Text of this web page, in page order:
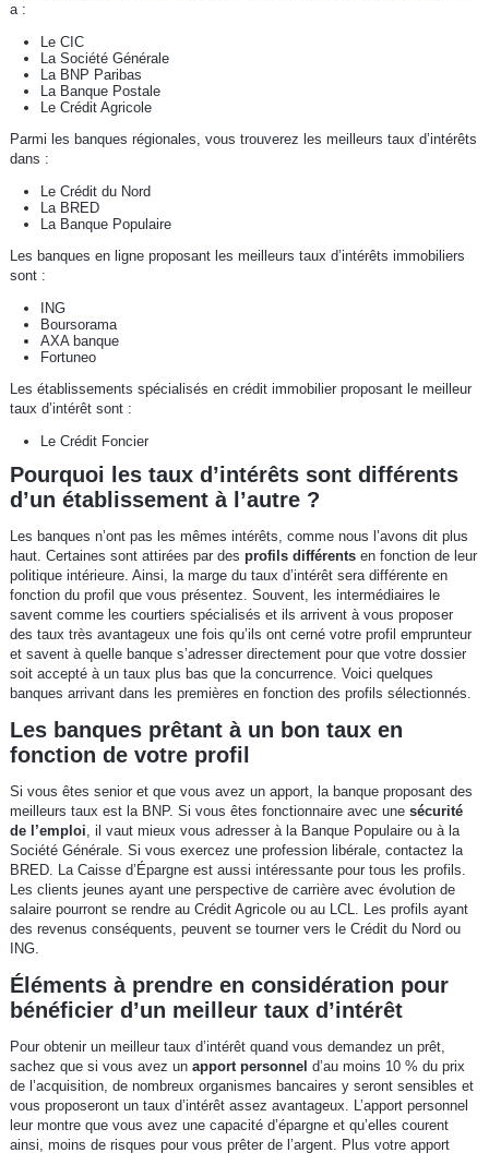
a :
Le CIC
La Société Générale
La BNP Paribas
La Banque Postale
Le Crédit Agricole
Parmi les banques régionales, vous trouverez les meilleurs taux d’intérêts
dans :
Le Crédit du Nord
La BRED
La Banque Populaire
Les banques en ligne proposant les meilleurs taux d’intérêts immobiliers
sont :
ING
Boursorama
AXA banque
Fortuneo
Les établissements spécialisés en crédit immobilier proposant le meilleur
taux d’intérêt sont :
Le Crédit Foncier
Pourquoi les taux d’intérêts sont différents
d’un établissement à l’autre ?
Les banques n’ont pas les mêmes intérêts, comme nous l’avons dit plus
haut. Certaines sont attirées par des profils différentsen fonction de leur
politique intérieure. Ainsi, la marge du taux d’intérêt sera différente en
fonction du profil que vous présentez. Souvent, les intermédiaires le
savent comme les courtiers spécialisés et ils arrivent à vous proposer
des taux très avantageux une fois qu’ils ont cerné votre profil emprunteur
et savent à quelle banque s’adresser directement pour que votre dossier
soit accepté à un taux plus bas que la concurrence. Voici quelques
banques arrivant dans les premières en fonction des profils sélectionnés.
Les banques prêtant à un bon taux en
fonction de votre profil
Si vous êtes senior et que vous avez un apport, la banque proposant des
meilleurs taux est la BNP. Si vous êtes fonctionnaire avec une sécurité
de l’emploi, il vaut mieux vous adresser à la Banque Populaire ou à la
Société Générale. Si vous exercez une profession libérale, contactez la
BRED. La Caisse d’Épargne est aussi intéressante pour tous les profils.
Les clients jeunes ayant une perspective de carrière avec évolution de
salaire pourront se rendre au Crédit Agricole ou au LCL. Les profils ayant
des revenus conséquents, peuvent se tourner vers le Crédit du Nord ou
ING.
Éléments à prendre en considération pour
bénéficier d’un meilleur taux d’intérêt
Pour obtenir un meilleur taux d’intérêt quand vous demandez un prêt,
sachez que si vous avez un apport personnel d’au moins 10 % du prix
de l’acquisition, de nombreux organismes bancaires y seront sensibles et
vous proposeront un taux d’intérêt assez avantageux. L’apport personnel
leur montre que vous avez une capacité d’épargne et qu’elles courent
ainsi, moins de risques pour vous prêter de l’argent. Plus votre apport